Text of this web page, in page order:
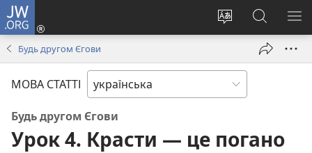
JW.ORG
Змінити
Увійти
(відкривається
вікні)
Пошук
на
сайті
Будь другом Єгови
МОВА СТАТТІ
Будь другом Єгови
Урок 4. Красти — це погано